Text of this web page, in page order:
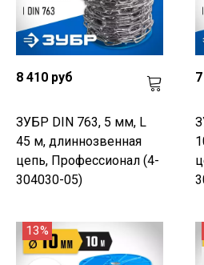
8 410 руб
ЗУБР DIN 763, 5 мм, L
45 м, длиннозвенная
цепь, Профессионал (4-
304030-05)
13%